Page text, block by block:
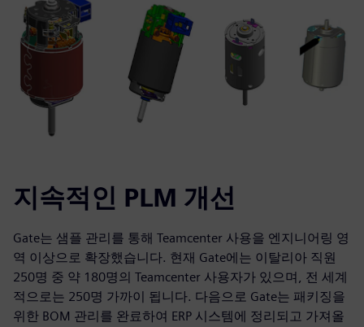
지속적인 PLM 개선
Gate는 샘플 관리를 통해 Teamcenter 사용을 엔지니어링 영
역 이상으로 확장했습니다. 현재 Gate에는 이탈리아 직원
250명 중 약 180명의 Teamcenter 사용자가 있으며, 전 세계
적으로는 250명 가까이 됩니다. 다음으로 Gate는 패키징을
위한 BOM 관리를 완료하여 ERP 시스템에 정리되고 가져올